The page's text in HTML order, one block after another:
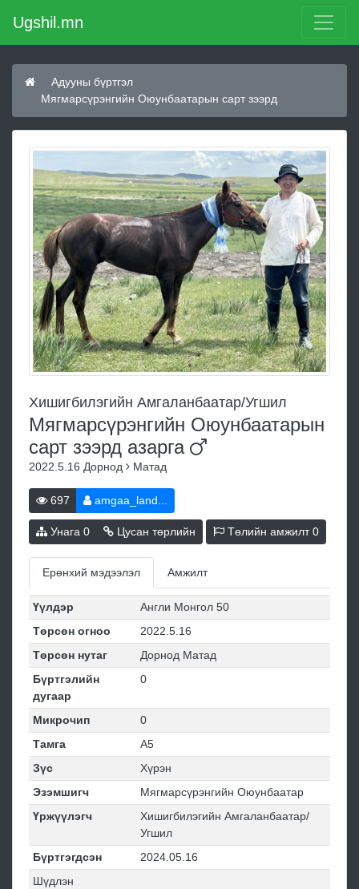
Ugshil.mn
Адууны бүртгэл
Мягмарсүрэнгийн Оюунбаатарын сарт зээрд
Хишигбилэгийн Амгаланбаатар/Угшил
Мягмарсүрэнгийн Оюунбаатарын
сарт зээрд азарга
2022.5.16 Дорнод Матад
697 amgaa_land...
Унага 0 Цусан төрлийн Төлийн амжилт0
Ерөнхий мэдээлэл Амжилт
Үүлдэр
Англи Монгол 50
Төрсөн огноо
2022.5.16
Төрсөн нутаг
Дорнод Матад
Бүртгэлийн
дугаар
0
Микрочип
0
Тамга
А5
Зүс
Хүрэн
Эзэмшигч
Мягмарсүрэнгийн Оюунбаатар
Үржүүлэгч
Хишигбилэгийн Амгаланбаатар/
Угшил
Бүртгэгдсэн
2024.05.16
Шүдлэн